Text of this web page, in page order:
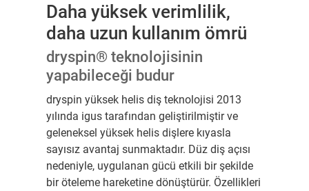
Daha yüksek verimlilik,
daha uzun kullanım ömrü
dryspin® teknolojisinin
yapabileceği budur
dryspin yüksek helis diş teknolojisi 2013
yılında igus tarafından geliştirilmiştir ve
geleneksel yüksek helis dişlere kıyasla
sayısız avantaj sunmaktadır. Düz diş açısı
nedeniyle, uygulanan gücü etkili bir şekilde
bir öteleme hareketine dönüştürür. Özellikleri